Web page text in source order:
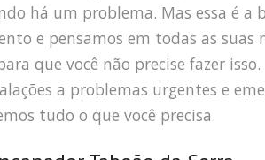
há um problema. Mas essa é a
e pensamos em todas as suas
que você não precise fazer isso.
a problemas urgentes e
tudo o que você precisa.